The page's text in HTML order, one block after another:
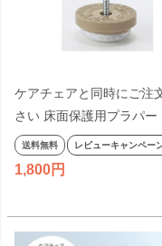
ケアチェアと同時にご注
さい 床面保護用プラパー
ェルトタイプ 椅子加工
ェア 立ち上がり補助 高さ
送料無料 レビューキャンペー
1,800